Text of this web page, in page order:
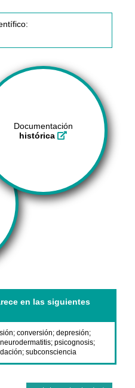
Documentación
histórica
en las siguientes
;conversión;depresión;
neurodermatitis;psicognosis;
;subconsciencia